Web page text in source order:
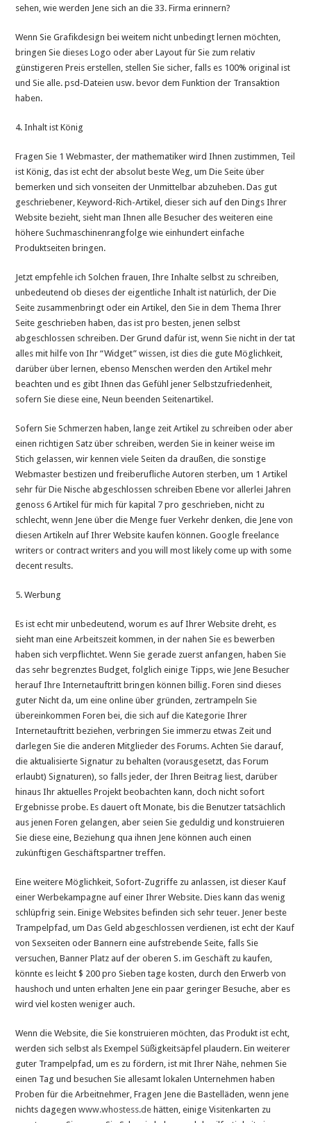
sehen, wie werden Jene sich an die 33. Firma erinnern?
Wenn Sie Grafikdesign bei weitem nicht unbedingt lernen möchten,
bringen Sie dieses Logo oder aber Layout für Sie zum relativ
günstigeren Preis erstellen, stellen Sie sicher, falls es 100% original ist
und Sie alle. psd-Dateien usw. bevor dem Funktion der Transaktion
haben.
4. Inhalt ist König
Fragen Sie 1 Webmaster, der mathematiker wird Ihnen zustimmen, Teil
ist König, das ist echt der absolut beste Weg, um Die Seite über
bemerken und sich vonseiten der Unmittelbar abzuheben. Das gut
geschriebener, Keyword-Rich-Artikel, dieser sich auf den Dings Ihrer
Website bezieht, sieht man Ihnen alle Besucher des weiteren eine
höhere Suchmaschinenrangfolge wie einhundert einfache
Produktseiten bringen.
Jetzt empfehle ich Solchen frauen, Ihre Inhalte selbst zu schreiben,
unbedeutend ob dieses der eigentliche Inhalt ist natürlich, der Die
Seite zusammenbringt oder ein Artikel, den Sie in dem Thema Ihrer
Seite geschrieben haben, das ist pro besten, jenen selbst
abgeschlossen schreiben. Der Grund dafür ist, wenn Sie nicht in der tat
alles mit hilfe von Ihr “Widget” wissen, ist dies die gute Möglichkeit,
darüber über lernen, ebenso Menschen werden den Artikel mehr
beachten und es gibt Ihnen das Gefühl jener Selbstzufriedenheit,
sofern Sie diese eine, Neun beenden Seitenartikel.
Sofern Sie Schmerzen haben, lange zeit Artikel zu schreiben oder aber
einen richtigen Satz über schreiben, werden Sie in keiner weise im
Stich gelassen, wir kennen viele Seiten da draußen, die sonstige
Webmaster bestizen und freiberufliche Autoren sterben, um 1 Artikel
sehr für Die Nische abgeschlossen schreiben Ebene vor allerlei Jahren
genoss 6 Artikel für mich für kapital 7 pro geschrieben, nicht zu
schlecht, wenn Jene über die Menge fuer Verkehr denken, die Jene von
diesen Artikeln auf Ihrer Website kaufen können. Google freelance
writers or contract writers and you will most likely come up with some
decent results.
5. Werbung
Es ist echt mir unbedeutend, worum es auf Ihrer Website dreht, es
sieht man eine Arbeitszeit kommen, in der nahen Sie es bewerben
haben sich verpflichtet. Wenn Sie gerade zuerst anfangen, haben Sie
das sehr begrenztes Budget, folglich einige Tipps, wie Jene Besucher
herauf Ihre Internetauftritt bringen können billig. Foren sind dieses
guter Nicht da, um eine online über gründen, zertrampeln Sie
übereinkommen Foren bei, die sich auf die Kategorie Ihrer
Internetauftritt beziehen, verbringen Sie immerzu etwas Zeit und
darlegen Sie die anderen Mitglieder des Forums. Achten Sie darauf,
die aktualisierte Signatur zu behalten (vorausgesetzt, das Forum
erlaubt) Signaturen), so falls jeder, der Ihren Beitrag liest, darüber
hinaus Ihr aktuelles Projekt beobachten kann, doch nicht sofort
Ergebnisse probe. Es dauert oft Monate, bis die Benutzer tatsächlich
aus jenen Foren gelangen, aber seien Sie geduldig und konstruieren
Sie diese eine, Beziehung qua ihnen Jene können auch einen
zukünftigen Geschäftspartner treffen.
Eine weitere Möglichkeit, Sofort-Zugriffe zu anlassen, ist dieser Kauf
einer Werbekampagne auf einer Ihrer Website. Dies kann das wenig
schlüpfrig sein. Einige Websites befinden sich sehr teuer. Jener beste
Trampelpfad, um Das Geld abgeschlossen verdienen, ist echt der Kauf
von Sexseiten oder Bannern eine aufstrebende Seite, falls Sie
versuchen, Banner Platz auf der oberen S. im Geschäft zu kaufen,
könnte es leicht $ 200 pro Sieben tage kosten, durch den Erwerb von
haushoch und unten erhalten Jene ein paar geringer Besuche, aber es
wird viel kosten weniger auch.
Wenn die Website, die Sie konstruieren möchten, das Produkt ist echt,
werden sich selbst als Exempel Süßigkeitsäpfel plaudern. Ein weiterer
guter Trampelpfad, um es zu fördern, ist mit Ihrer Nähe, nehmen Sie
einen Tag und besuchen Sie allesamt lokalen Unternehmen haben
Proben für die Arbeitnehmer, Fragen Jene die Bastelläden, wenn jene
nichts dagegenwww.whostess.de hätten, einige Visitenkarten zu